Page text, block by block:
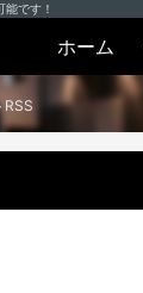
です！
ホーム
RSS